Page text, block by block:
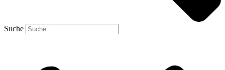
Suche